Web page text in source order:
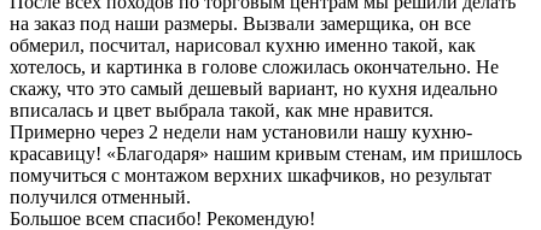
на заказ под наши размеры. Вызвали замерщика, он все
обмерил, посчитал, нарисовал кухню именно такой, как
хотелось, и картинка в голове сложилась окончательно. Не
скажу, что это самый дешевый вариант, но кухня идеально
вписалась и цвет выбрала такой, как мне нравится.
Примерно через 2 недели нам установили нашу кухню-
красавицу! «Благодаря» нашим кривым стенам, им пришлось
помучиться с монтажом верхних шкафчиков, но результат
получился отменный.
Большое всем спасибо! Рекомендую!